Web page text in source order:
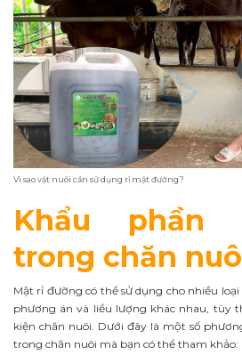
Vì sao vật nuôi cần sử dụng rỉ mật đường?
Khẩu phần
trong chăn
Mật rỉ đường có thể sử dụng cho nhiều
phương án và liều lượng khác nhau, tùy
kiện chăn nuôi. Dưới đây là một số
trong chăn nuôi mà bạn có thể tham khảo: